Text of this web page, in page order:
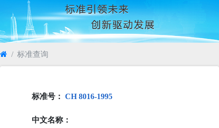
标准查询
标准号： CH 8016-1995
中文名称：